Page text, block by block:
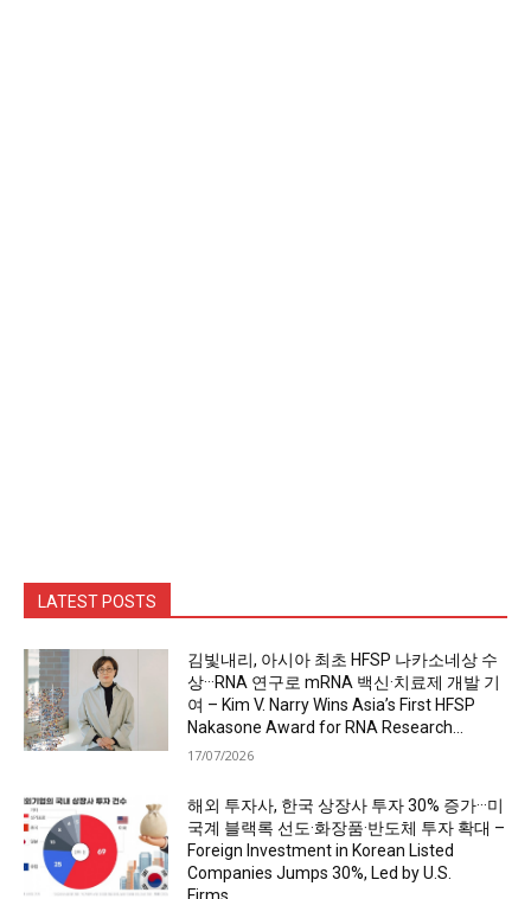
LATEST POSTS
김빛내리, 아시아 최초 HFSP 나카소네상 수
상···RNA 연구로 mRNA 백신·치료제 개발 기
여 – Kim V. Narry Wins Asia’s First HFSP
Nakasone Award for RNA Research...
17/07/2026
해외 투자사, 한국 상장사 투자 30% 증가···미
국계 블랙록 선도·화장품·반도체 투자 확대 –
Foreign Investment in Korean Listed
Companies Jumps 30%, Led by U.S.